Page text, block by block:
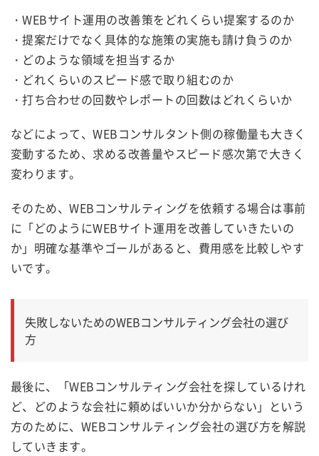
・WEBサイト運用の改善策をどれくらい提案するのか
・提案だけでなく具体的な施策の実施も請け負うのか
・ どのような領域を担当するか
・どれくらいのスピード感で取り組むのか
・打ち合わせの回数やレポートの回数はどれくらいか
などによって、WEBコンサルタント側の稼働量も大きく
変動するため、求める改善量やスピード感次第で大きく
変わります。
そのため、WEBコンサルティングを依頼する場合は事前
に「どのようにWEBサイト運用を改善していきたいの
か」明確な基準やゴールがあると、費用感を比較しやす
いです。
失敗しないためのWEBコンサルティング会社の選び
方
最後に、「WEBコンサルティング会社を探しているけれ
ど、どのような会社に頼めばいいか分からない」という
方のために、WEBコンサルティング会社の選び方を解説
していきます。